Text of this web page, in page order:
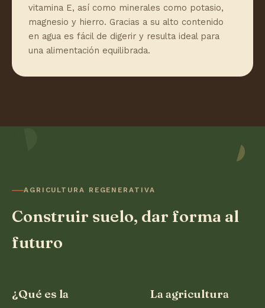
vitamina E, así como minerales como potasio,
magnesio y hierro. Gracias a su alto contenido
en agua es fácil de digerir y resulta ideal para
una alimentación equilibrada.
AGRICULTURA REGENERATIVA
Construir suelo, dar forma al
futuro
¿Qué es la
La agricultura